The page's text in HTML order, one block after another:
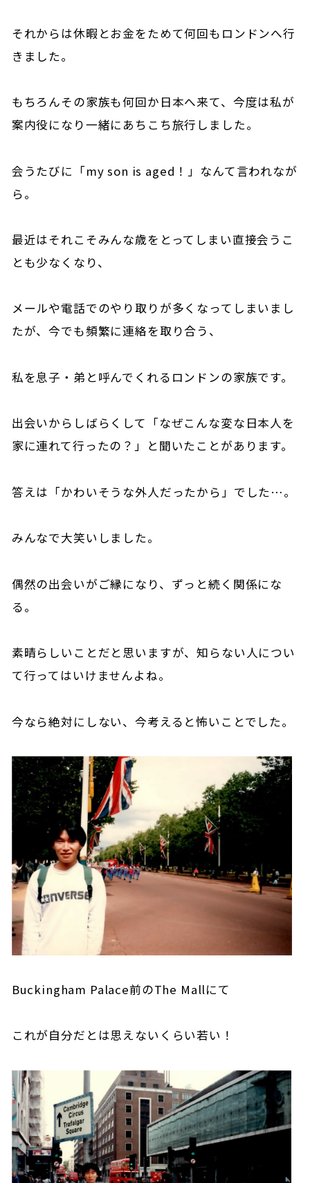
それからは休暇とお金をためて何回もロンドンへ行
きました。
もちろんその家族も何回か日本へ来て、今度は私が
案内役になり一緒にあちこち旅行しました。
会うたびに「my son is aged！」なんて言われなが
ら。
最近はそれこそみんな歳をとってしまい直接会うこ
とも少なくなり、
メールや電話でのやり取りが多くなってしまいまし
たが、今でも頻繁に連絡を取り合う、
私を息子・弟と呼んでくれるロンドンの家族です。
出会いからしばらくして「なぜこんな変な日本人を
家に連れて行ったの？」と聞いたことがあります。
答えは「かわいそうな外人だったから」でした…。
みんなで大笑いしました。
偶然の出会いがご縁になり、ずっと続く関係にな
る。
素晴らしいことだと思いますが、知らない人につい
て行ってはいけませんよね。
今なら絶対にしない、今考えると怖いことでした。
Buckingham Palace前のThe Mallにて
これが自分だとは思えないくらい若い！